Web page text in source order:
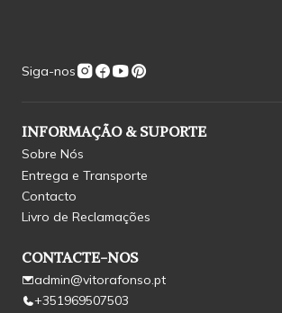
Siga-nos
INFORMAÇÃO & SUPORTE
Sobre Nós
Entrega e Transporte
Contacto
Livro de Reclamações
CONTACTE-NOS
admin@vitorafonso.pt
+351969507503